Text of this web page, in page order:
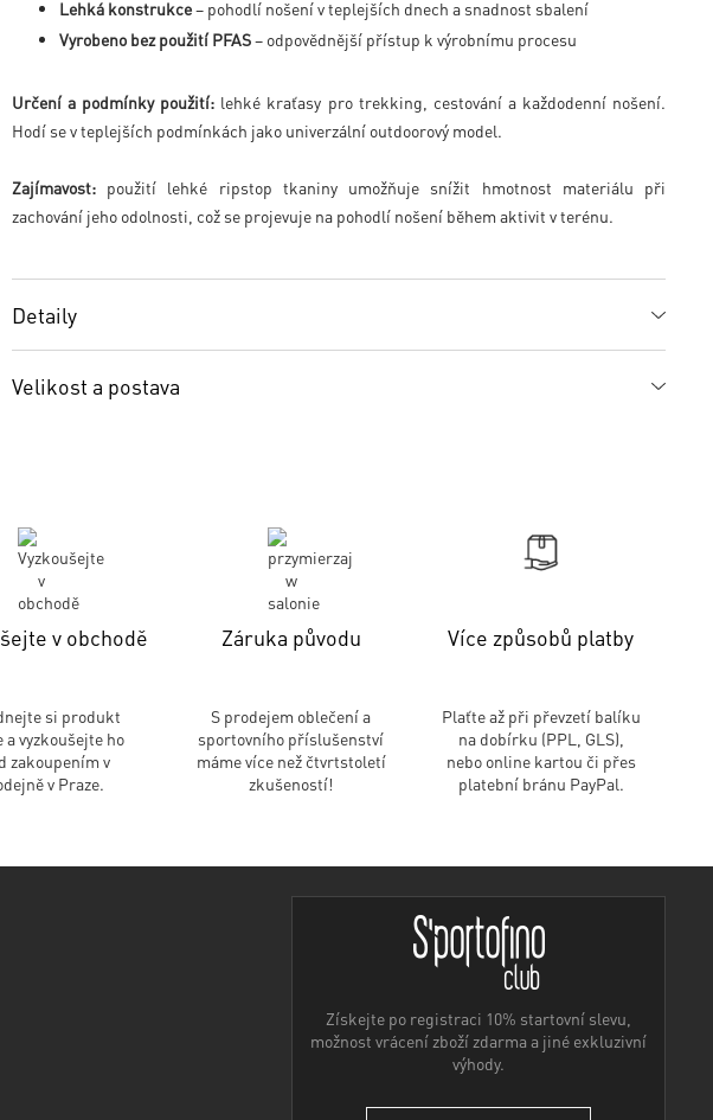
Lehká konstrukce– pohodlí nošení v teplejších dnech a snadnost sbalení
Vyrobeno bez použití PFAS– odpovědnější přístup k výrobnímu procesu
Určení a podmínky použití: lehké kraťasy pro trekking, cestování a každodenní nošení.
Hodí se v teplejších podmínkách jako univerzální outdoorový model.
Zajímavost: použití lehké ripstop tkaniny umožňuje snížit hmotnost materiálu při
zachování jeho odolnosti, což se projevuje na pohodlí nošení během aktivit v terénu.
Detaily
Velikost a postava
v obchodě
si produkt
a vyzkoušejte ho
zakoupením v
v Praze.
Záruka původu
S prodejem oblečení a
sportovního příslušenství
máme více než čtvrtstoletí
zkušeností!
Více způsobů platby
Plaťte až při převzetí balíku
na dobírku (PPL, GLS),
nebo online kartou či přes
platební bránu PayPal.
Získejte po registraci 10% startovní slevu,
možnost vrácení zboží zdarma a jiné exkluzivní
výhody.